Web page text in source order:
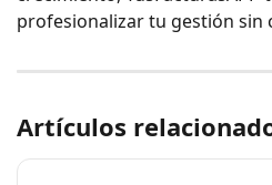
profesionalizar tu gestión sin
Artículos